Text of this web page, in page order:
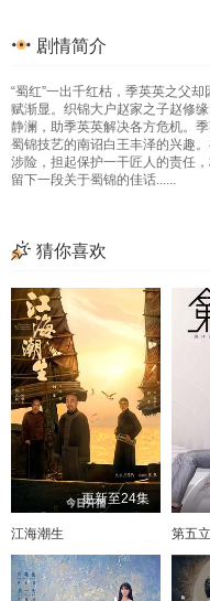
37
剧情简介
“蜀红”一出千红枯，季英英之父
赋渐显。织锦大户赵家之子赵修
静澜，助季英英解决各方危机。
蜀锦技艺的南诏白王丰泽的兴趣
涉险，担起保护一干匠人的责任
留下一段关于蜀锦的佳话......
猜你喜欢
更新至24集
江海潮生 第五